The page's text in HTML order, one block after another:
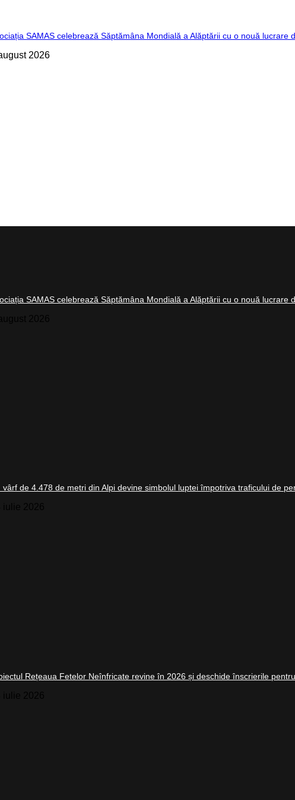
SAMAS celebrează Săptămâna Mondială a Alăptării cu o nouă lucrare
2026
SAMAS celebrează Săptămâna Mondială a Alăptării cu o nouă lucrare
vârf de 4.478 de metri din Alpi devine simbolul luptei împotriva traficului de
Rețeaua Fetelor Neînfricate revine în 2026 și deschide înscrierile